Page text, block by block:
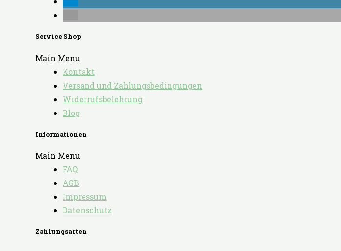
Service Shop
Main Menu
Kontakt
Versand und Zahlungsbedingungen
Widerrufsbelehrung
Blog
Informationen
Main Menu
FAQ
AGB
Impressum
Datenschutz
Zahlungsarten